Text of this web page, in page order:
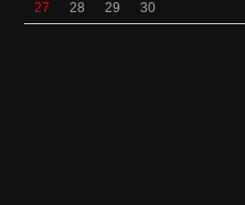
27
28 29 30